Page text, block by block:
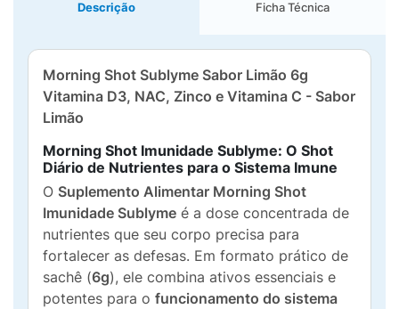
Descrição Ficha Técnica
Morning Shot Sublyme Sabor Limão 6g
Vitamina D3, NAC, Zinco e Vitamina C - Sabor
Limão
Morning Shot Imunidade Sublyme: O Shot
Diário de Nutrientes para o Sistema Imune
O Suplemento Alimentar Morning Shot
Imunidade Sublyme é a dose concentrada de
nutrientes que seu corpo precisa para
fortalecer as defesas. Em formato prático de
sachê (6g), ele combina ativos essenciais e
potentes para o funcionamento do sistema